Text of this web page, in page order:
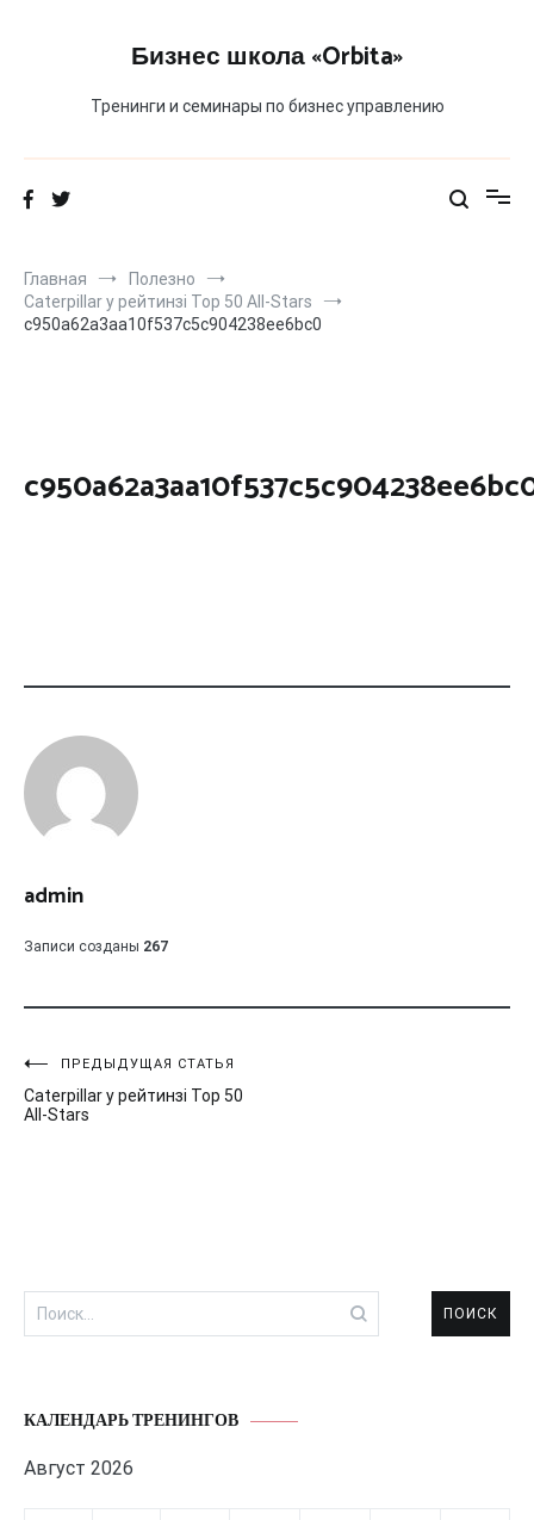
Бизнес школа «Orbita»
Тренинги и семинары по бизнес управлению
Главная
Полезно
Caterpillar у рейтинзі Top 50 All-Stars
c950a62a3aa10f537c5c904238ee6bc0
admin
Записи созданы 267
Навигация
по
ПРЕДЫДУЩАЯ СТАТЬЯ
Caterpillar у рейтинзі Top 50
All-Stars
Найти:
КАЛЕНДАРЬ ТРЕНИНГОВ
Август 2026